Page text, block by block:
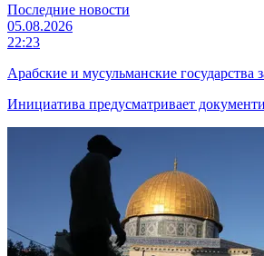
Последние новости
05.08.2026
22:23
Арабские и мусульманские
Инициатива предусматривает